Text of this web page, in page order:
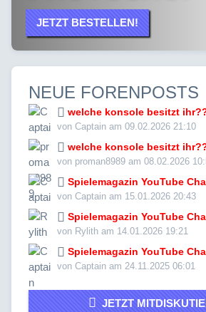
JETZT BESTELLEN!
NEUE FORENPOSTS
welche konsole besitzt
von Captain am 09.02.2026 21:10
welche konsole besitzt
von proman8989 am 08.02.2026
Spielemagazin YouTube
von Captain am 15.01.2026 20:43
Spielemagazin YouTube
von Rylith am 14.01.2026 19:21
Spielemagazin YouTube
von Captain am 24.11.2025 06:01
JETZT